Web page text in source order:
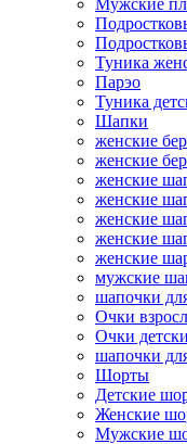
Туникa
Парэо
Туника
Шапки
женские
женские
женские
женские
женские
женские
женские
мужские
шапочки
Очки
Очки
шапочки
Шорты
Детские
Женские
Мужские